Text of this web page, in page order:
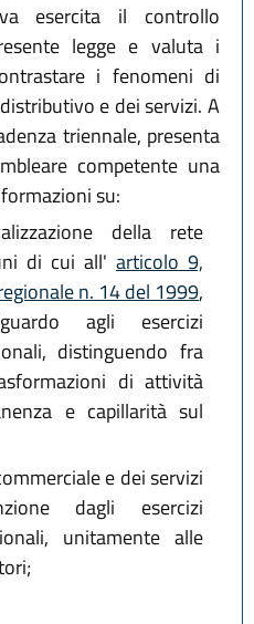
esercita il controllo
legge e valuta i
i fenomeni di
e dei servizi. A
triennale, presenta
competente una
su:
della rete
di cui all' articolo 9,
n. 14 del 1999,
agli esercizi
distinguendo fra
di attività
e capillarità sul
e dei servizi
dagli esercizi
unitamente alle